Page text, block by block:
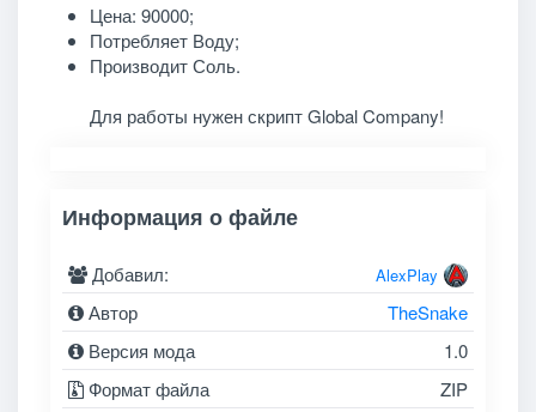
Цена: 90000;
Потребляет Воду;
Производит Соль.
Для работы нужен скрипт Global Company!
Информация о файле
Добавил: AlexPlay
Автор
TheSnake
Версия мода
1.0
Формат файла
ZIP